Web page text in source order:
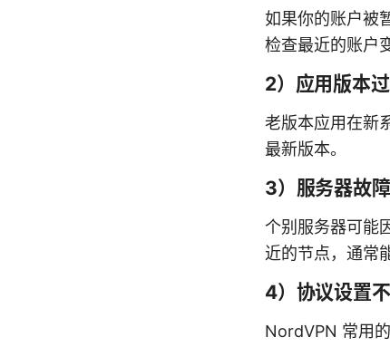
如果你的账户被
检查最近的账户
2）应用版本
老版本应用在新
最新版本。
3）服务器故
个别服务器可能
近的节点，通常
4）协议设置
NordVPN 常用